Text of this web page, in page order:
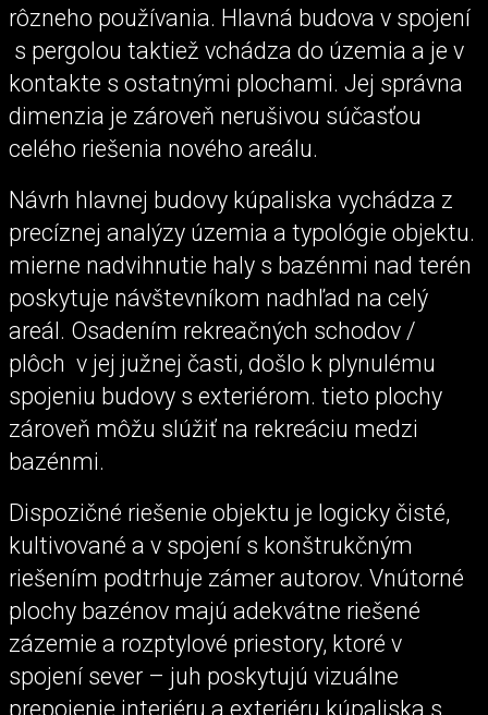
rôzneho používania. Hlavná budova v spojení
s pergolou taktiež vchádza do územia a je v
kontakte s ostatnými plochami. Jej správna
dimenzia je zároveň nerušivou súčasťou
celého riešenia nového areálu.
Návrh hlavnej budovy kúpaliska vychádza z
precíznej analýzy územia a typológie objektu.
mierne nadvihnutie haly s bazénmi nad terén
poskytuje návštevníkom nadhľad na celý
areál. Osadením rekreačných schodov /
plôch v jej južnej časti, došlo k plynulému
spojeniu budovy s exteriérom. tieto plochy
zároveň môžu slúžiť na rekreáciu medzi
bazénmi.
Dispozičné riešenie objektu je logicky čisté,
kultivované a v spojení s konštrukčným
riešením podtrhuje zámer autorov. Vnútorné
plochy bazénov majú adekvátne riešené
zázemie a rozptylové priestory, ktoré v
spojení sever – juh poskytujú vizuálne
prepojenie interiéru a exteriéru kúpaliska s